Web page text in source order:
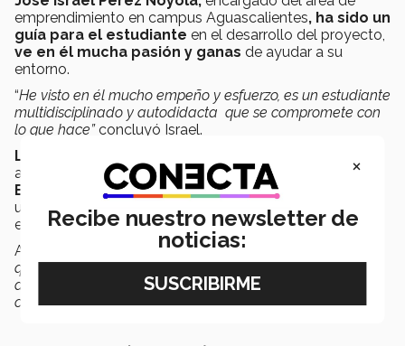
emprendimiento en campus Aguascalientes, ha sido un
guía para el estudiante en el desarrollo del proyecto,
ve en él mucha pasión y ganas de ayudar a su
entorno.
“He visto en él mucho empeño y esfuerzo, es un estudiante
multidisciplinado y autodidacta que se compromete con
lo que hace”concluyó Israel.
Los alumnos que resultaron ganadores,
asigna un
mentor por parte del Instituto de
Emprendimiento Eugenio Garza Lagüera (IEEGL)
un plan de vinculación con el Ecosistema de
emprendimiento interno y externo.
Asimismo, Rogelio te invita a que dejes tu miedo,
quieres hacer algo, disponte a hacerlo y nunca te
detengas. En el camino de cualquier proyecto te vas a
caer, el chiste es saber levantarte”finalizó el alumno.
×
Recibe nuestro newsletter de
noticias: